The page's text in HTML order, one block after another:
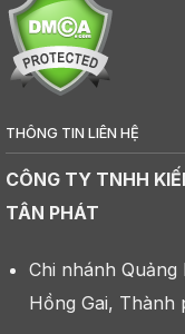
THÔNG TIN LIÊN HỆ
CÔNG TY TNHH
TÂN PHÁT
Chi nhánh
Hồng Gai, Thành